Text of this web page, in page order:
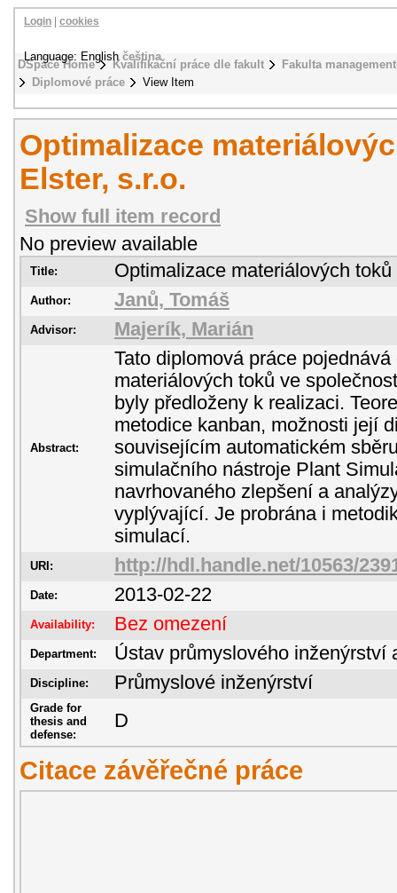
DSpace Home Kvalifikační práce dle fakult
Fakulta
Diplomové práce
View Item
Login cookies
Language: Englishčeština
Optimalizace
Elster, s.r.o.
Show full item record
No preview available
Title: Optimalizace materiálových
Author: Janů, Tomáš
Advisor: Majerík, Marián
Abstract:
Tato diplomová práce
materiálových toků ve
byly předloženy k realizaci.
metodice kanban, možnosti její
souvisejícím automatickém
simulačního nástroje Plant
navrhovaného zlepšení a
vyplývající. Je probrána i
simulací.
URI: http://hdl.handle.net/10563/
Date: 2013-02-22
Availability: Bez omezení
Department: Ústav průmyslového inženýrství
Discipline: Průmyslové inženýrství
Grade for
thesis and
defense:
D
Citace závěřečné práce